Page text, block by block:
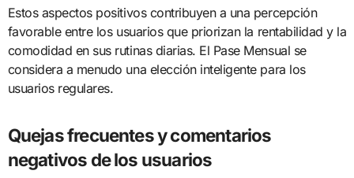
Estos aspectos positivos contribuyen a una percepción
favorable entre los usuarios que priorizan la rentabilidad y la
comodidad en sus rutinas diarias. El Pase Mensual se
considera a menudo una elección inteligente para los
usuarios regulares.
Quejas frecuentes y comentarios
negativos de los usuarios